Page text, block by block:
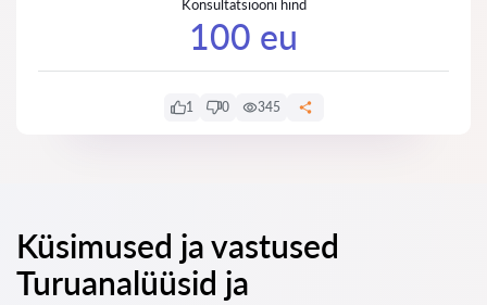
Konsultatsiooni hind
100 eu
1 0 345
Küsimused ja vastused
Turuanalüüsid ja